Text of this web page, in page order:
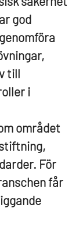
god
till
i
området
För
får